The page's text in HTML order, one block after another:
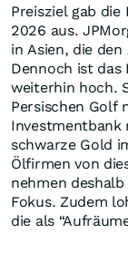
Preisziel gab
2026 aus.
in Asien, die
Dennoch ist das
weiterhin hoch.
Persischen Golf
Investmentbank
schwarze Gold
Ölfirmen von
nehmen
Fokus. Zudem
die als